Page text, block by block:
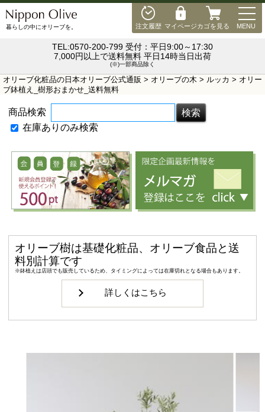
注文履歴 マイページカゴを見る MENU
暮らしの中にオリーブを。
TEL:0570-200-799 受付：平日9:00～17:30
7,000円以上で送料無料 平日14時当日出荷
(※)一部商品除く
オリーブ化粧品の日本オリーブ公式通販 > オリーブの木 > ルッカ > オリー
ブ鉢植え_樹形おまかせ_送料無料
商品検索
在庫ありのみ検索
オリーブ樹は基礎化粧品、オリーブ食品と送
料別計算です
※鉢植えは店頭でも販売しているため、タイミングによっては在庫切れとなる場合もあります。
詳しくはこちら